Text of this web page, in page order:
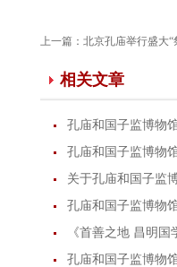
上一篇： 北京孔庙举行盛大“
相关文章
孔庙和国子监博物
孔庙和国子监博物
关于孔庙和国子监
孔庙和国子监博物
《首善之地 昌明
孔庙和国子监博物